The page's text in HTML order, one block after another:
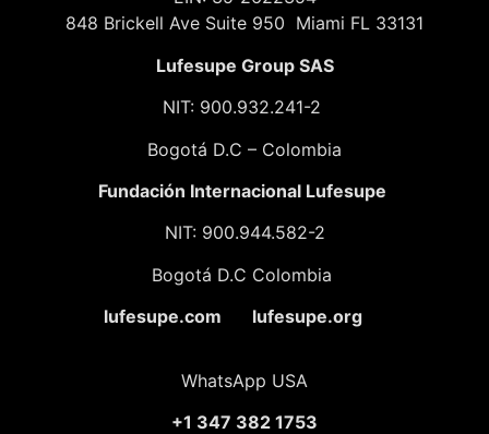
848 Brickell Ave Suite 950 Miami FL 33131
Lufesupe Group SAS
NIT: 900.932.241-2
Bogotá D.C – Colombia
Fundación Internacional Lufesupe
NIT: 900.944.582-2
Bogotá D.C Colombia
lufesupe.com lufesupe.org
WhatsApp USA
+1 347 382 1753